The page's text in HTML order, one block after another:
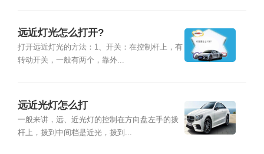
远近灯光怎么打开?
打开远近灯光的方法：1、开关：在控制杆上，有
转动开关，一般有两个，靠外...
远近光灯怎么打
一般来讲，远、近光灯的控制在方向盘左手的拨
杆上，拨到中间档是近光，拨到...